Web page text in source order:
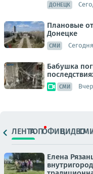
ДОНЕЦК
Плановые
Донецке
СМИ
Бабушка
СМИ
ЛЕНТАТОПОФИЦ.ВИДЕО
Елена